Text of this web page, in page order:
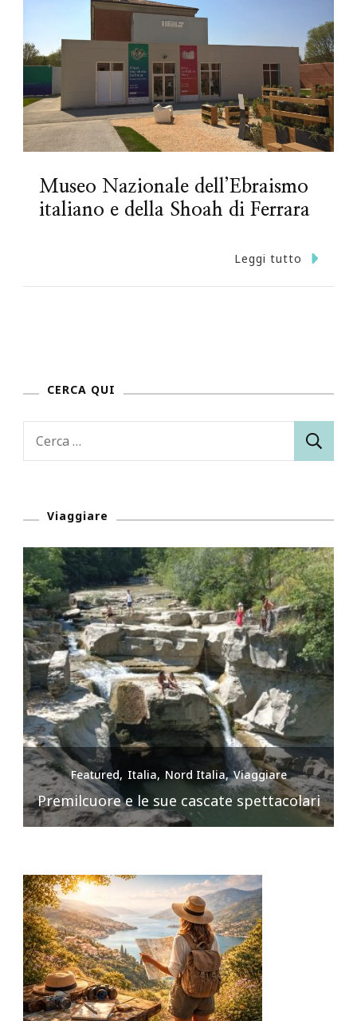
Museo Nazionale dell’Ebraismo
italiano e della Shoah di Ferrara
Leggi tutto
CERCA QUI
Ricerca
Viaggiare
Featured Italia Nord Italia Viaggiare
Premilcuore e le sue cascate spettacolari